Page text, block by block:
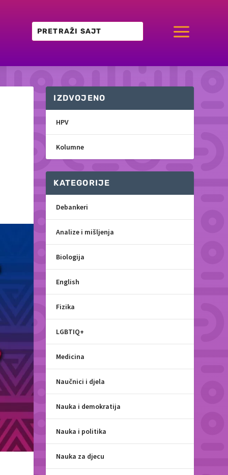
a
IZDVOJENO
HPV
Kolumne
KATEGORIJE
Debankeri
Analize i mišljenja
Biologija
English
Fizika
LGBTIQ+
Medicina
Naučnici i djela
Nauka i demokratija
Nauka i politika
Nauka za djecu